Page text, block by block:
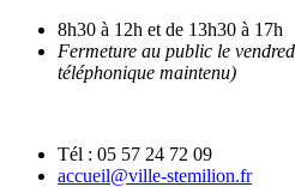
8h30 à 12h et de 13h30 à 17h
Fermeture au public le
téléphonique maintenu)
Tél : 05 57 24 72 09
accueil@ville-stemilion.fr